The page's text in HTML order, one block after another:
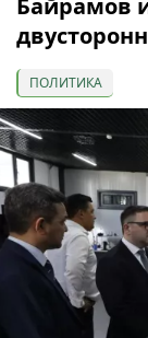
Байрамов
ПОЛИТИКА